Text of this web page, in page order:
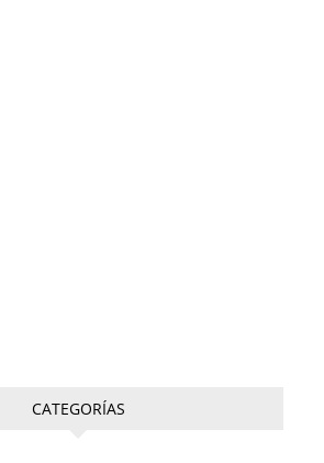
CATEGORÍAS